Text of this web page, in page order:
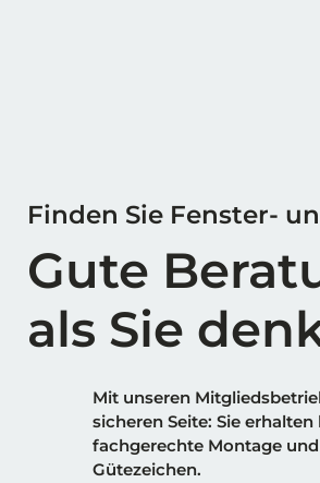
Finden Sie Fenster-
Gute
als Sie
Mit unseren
sicheren Seite: Sie
fachgerechte Montage
Gütezeichen.